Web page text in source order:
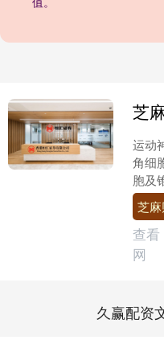
运动
角细
胞及
病。
传因
芝麻
查看
网
久赢配资